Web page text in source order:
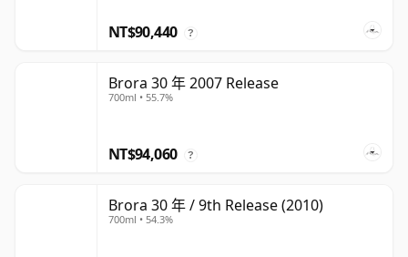
NT$90,440 ?
Brora 30 年 2007 Release
700ml • 55.7%
NT$94,060 ?
Brora 30 年 / 9th Release (2010)
700ml • 54.3%